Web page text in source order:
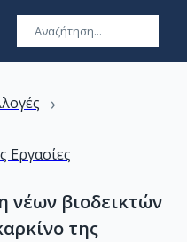
›
Εργασίες
νέων βιοδεικτών
της